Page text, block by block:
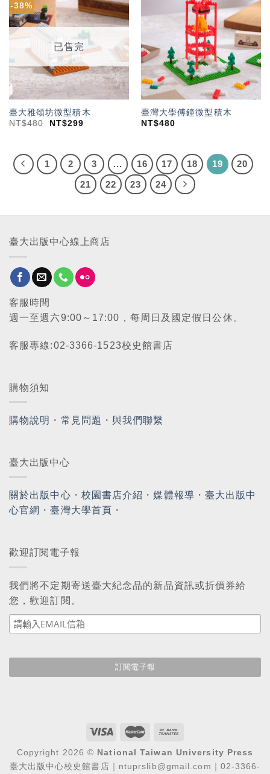
-38%
加入
「願
望輕
已售完
臺大雅頌坊微型積木
NT$480 NT$299
加入
望輕
單」
臺灣大學傅鐘微型積木
NT$480
1 2 3 ... 16 17 18 19
20
21
22 23 24
臺大出版中心線上商店
客服時間
週一至週六9:00～17:00，每周日及國定假日公休。
客服專線:02-3366-1523校史館書店
購物須知
購物說明 ・ 常見問題 ・與我們聯繫
臺大出版中心
關於出版中心 ・ 校園書店介紹 ・媒體報導 ・ 臺大出版中
心官網 ・臺灣大學首頁 ・
歡迎訂閱電子報
我們將不定期寄送臺大紀念品的新品資訊或折價券給
您，歡迎訂閱。
Copyright 2026 © National Taiwan University Press
臺大出版中心校史館書店｜ntuprslib@gmail.com｜02-3366-